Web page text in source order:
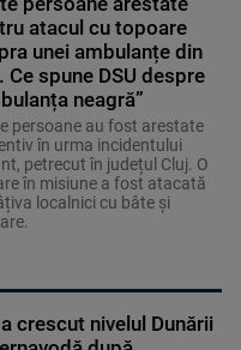
atacul cu topoare
unei ambulanțe din
Ce spune DSU despre
neagră”
persoane au fost arestate
în urma incidentului
petrecut în județul Cluj. O
în misiune a fost atacată
localnici cu bâte și
crescut nivelul Dunării